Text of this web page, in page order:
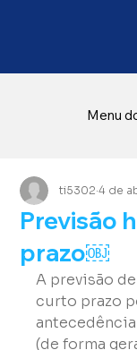
Menu
Previsão
prazo￼
ti5302 4 de
A previsão
curto prazo
(de forma